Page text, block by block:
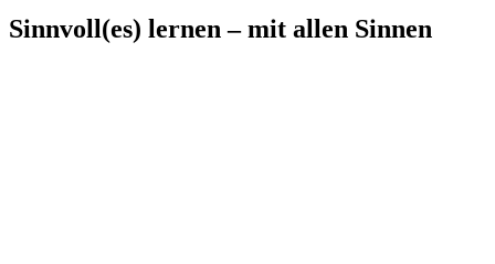
Sinnvoll(es) lernen – mit allen Sinnen